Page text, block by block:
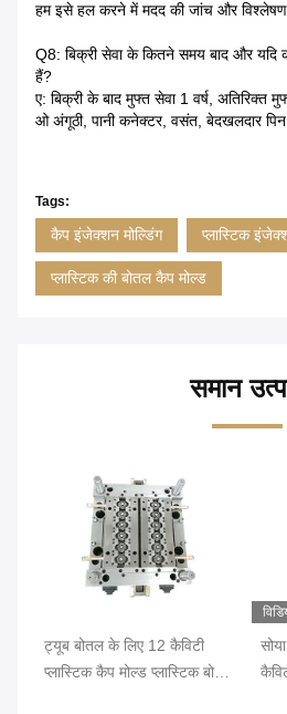
हम इसे हल करने में मदद की जांच और
Q8: बिक्री सेवा के कितने समय बाद और यदि
हैं?
ए: बिक्री के बाद मुफ्त सेवा 1 वर्ष, अतिरिक्त
ओ अंगूठी, पानी कनेक्टर, वसंत, बेदखलदार
Tags:
कैप इंजेक्शन मोल्डिंग प्लास्टिक
प्लास्टिक की बोतल कैप मोल्ड
समान
ट्यूब बोतल के लिए 12 कैविटी
प्लास्टिक कैप मोल्ड प्लास्टिक बोतल